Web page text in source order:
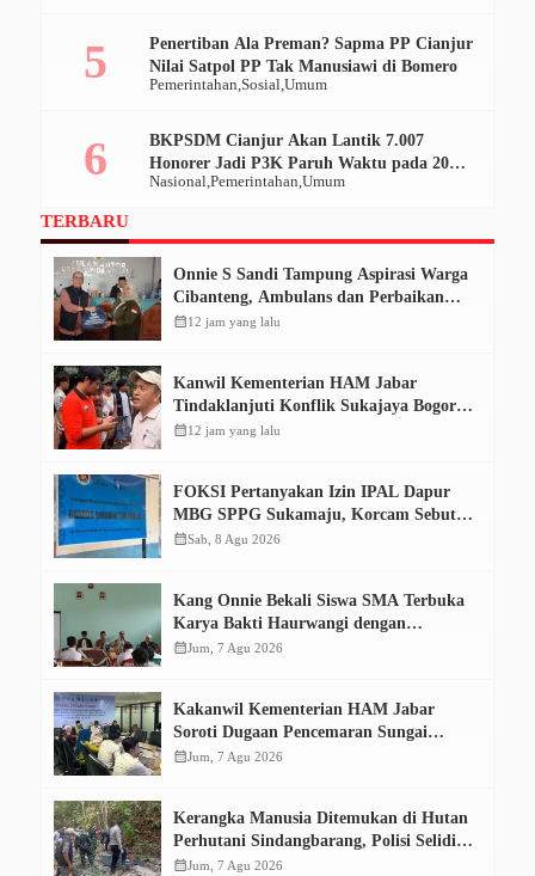
Pemerintahan Sosial Umum
Penertiban Ala Preman? Sapma PP Cianjur
Nilai Satpol PP Tak Manusiawi di Bomero
Nasional Pemerintahan Umum
BKPSDM Cianjur Akan Lantik 7.007
Honorer Jadi P3K Paruh Waktu pada 20
Desember 2025
TERBARU
Onnie S Sandi Tampung Aspirasi Warga
Cibanteng, Ambulans dan Perbaikan
Jalan Mencuat
calendar_month12 jam yang lalu
Kanwil Kementerian HAM Jabar
Tindaklanjuti Konflik Sukajaya Bogor,
Dorong Penyelesaian Berkeadilan
calendar_month12 jam yang lalu
FOKSI Pertanyakan Izin IPAL Dapur
MBG SPPG Sukamaju, Korcam Sebut
SPPL Belum Terbit
calendar_monthSab, 8 Agu 2026
Kang Onnie Bekali Siswa SMA Terbuka
Karya Bakti Haurwangi dengan
Pendidikan Demokrasi
calendar_monthJum, 7 Agu 2026
Kakanwil Kementerian HAM Jabar
Soroti Dugaan Pencemaran Sungai
Cikeas, Dinilai Ancam Hak Masyarakat
calendar_monthJum, 7 Agu 2026
Kerangka Manusia Ditemukan di Hutan
Perhutani Sindangbarang, Polisi Selidiki
Identitas Korban
calendar_monthJum, 7 Agu 2026